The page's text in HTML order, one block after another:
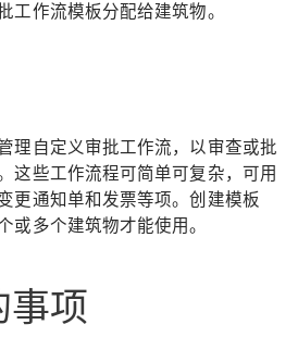
工作流模板分配给建筑物。
理自定义审批工作流，以审查或批
这些工作流程可简单可复杂，可用
更通知单和发票等项。创建模板
或多个建筑物才能使用。
事项